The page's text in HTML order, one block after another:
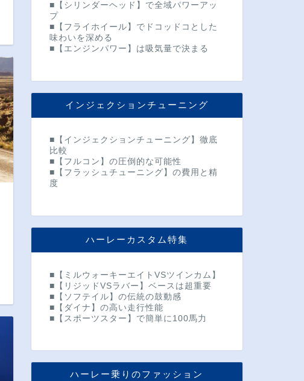
■【シリンダーヘッド】で全域パワーアッ
プ
■【フライホイール】でドコッドコとした
味わいを深める
■【エンジンパワー】は吸気量で決まる
インジェクションチューニング
■【インジェクションチューニング】徹底
比較
■【フルコン】の圧倒的な可能性
■【フラッシュチューニング】の費用と精
度
ハーレーカスタム特集
■【ミルウォーキーエイトVSツインカム】
■【リジッドVSラバー】ベースは超重要
■【ソフテイル】の伝統の鼓動感
■【ダイナ】の高い走行性能
■【スポーツスター】で簡単に100馬力
ハーレー乗りのファッション